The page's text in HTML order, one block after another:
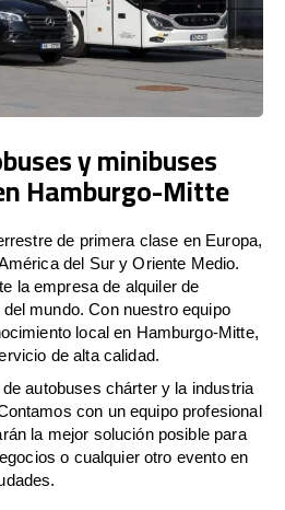
y minibuses
Hamburgo-Mitte
de primera clase en Europa,
del Sur y Oriente Medio.
la empresa de alquiler de
mundo. Con nuestro equipo
local en Hamburgo-Mitte,
de alta calidad.
autobuses chárter y la industria
con un equipo profesional
la mejor solución posible para
o cualquier otro evento en